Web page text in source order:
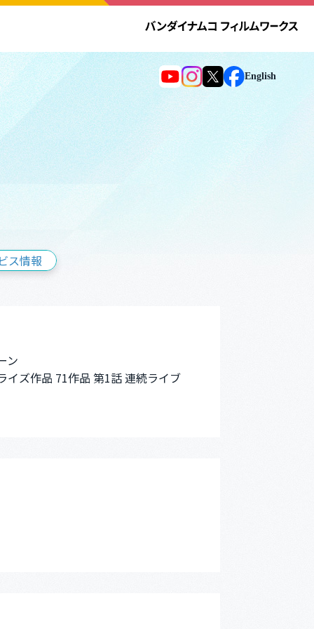
English
ス情報
ン
ズ作品 71作品 第1話 連続ライブ